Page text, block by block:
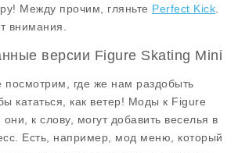
Между прочим, гляньте Perfect Kick
внимания.
версии Figure Skating Mini
посмотрим, где же нам раздобыть
кататься, как ветер! Моды к Figure
они, к слову, могут добавить веселья в
Есть, например, мод меню, который